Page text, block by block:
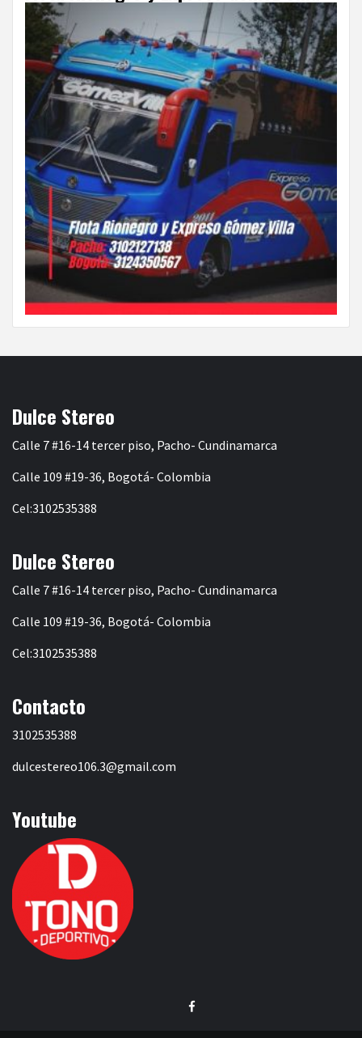
Dulce Stereo
Calle 7 #16-14 tercer piso, Pacho- Cundinamarca
Calle 109 #19-36, Bogotá- Colombia
Cel:3102535388
Dulce Stereo
Calle 7 #16-14 tercer piso, Pacho- Cundinamarca
Calle 109 #19-36, Bogotá- Colombia
Cel:3102535388
Contacto
3102535388
dulcestereo106.3@gmail.com
Youtube
Facebook